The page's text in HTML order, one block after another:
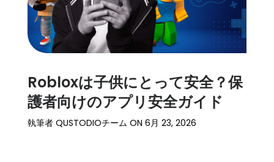
Robloxは子供にとって安全？保
護者向けのアプリ安全ガイド
執筆者 QUSTODIOチーム ON 6月 23, 2026